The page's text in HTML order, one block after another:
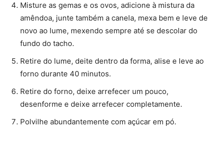
Misture as gemas e os ovos, adicione à mistura da
amêndoa, junte também a canela, mexa bem e leve de
novo ao lume, mexendo sempre até se descolar do
fundo do tacho.
Retire do lume, deite dentro da forma, alise e leve ao
forno durante 40 minutos.
Retire do forno, deixe arrefecer um pouco,
desenforme e deixe arrefecer completamente.
Polvilhe abundantemente com açúcar em pó.